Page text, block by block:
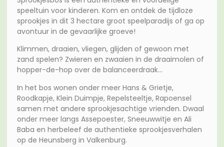
speeltuin voor kinderen. Kom en ontdek de tijdloze
sprookjes in dit 3 hectare groot speelparadijs of ga op
avontuur in de gevaarlijke groeve!
Klimmen, draaien, vliegen, glijden of gewoon met
zand spelen? Zwieren en zwaaien in de draaimolen of
hopper-de-hop over de balanceerdraak…
In het bos wonen onder meer Hans & Grietje,
Roodkapje, Klein Duimpje, Repelsteeltje, Rapoensel
samen met andere sprookjesachtige vrienden. Dwaal
onder meer langs Assepoester, Sneeuwwitje en Ali
Baba en herbeleef de authentieke sprookjesverhalen
op de Heunsberg in Valkenburg.